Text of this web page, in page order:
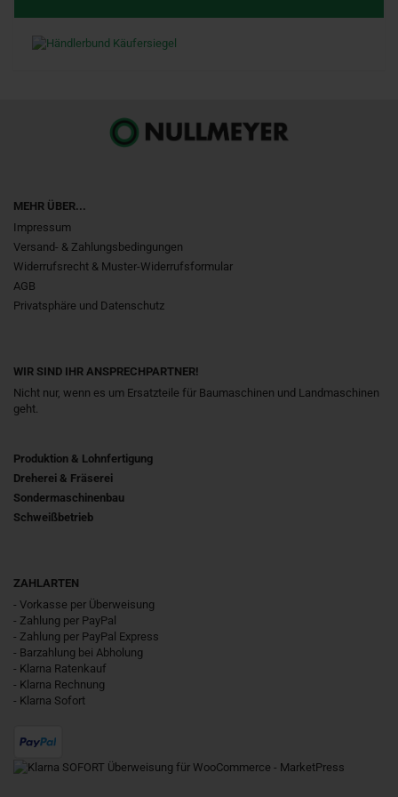
MEHR ÜBER...
Impressum
Versand- & Zahlungsbedingungen
Widerrufsrecht & Muster-Widerrufsformular
AGB
Privatsphäre und Datenschutz
WIR SIND IHR ANSPRECHPARTNER!
Nicht nur, wenn es um Ersatzteile für Baumaschinen und Landmaschinen
geht.
Produktion & Lohnfertigung
Dreherei & Fräserei
Sondermaschinenbau
Schweißbetrieb
ZAHLARTEN
- Vorkasse per Überweisung
- Zahlung per PayPal
- Zahlung per PayPal Express
- Barzahlung bei Abholung
- Klarna Ratenkauf
- Klarna Rechnung
- Klarna Sofort